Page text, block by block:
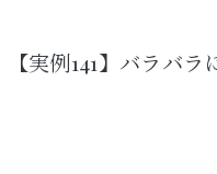
【実例141】バラバ